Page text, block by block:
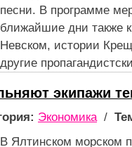
песни. В программе
ближайшие дни также
Невском, истории
другие
экипажи
Экономика/
В Ялтинском морском